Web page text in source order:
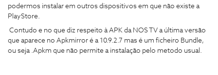
podermos instalar em outros dispositivos em que não existe a
PlayStore.
Contudo e no que diz respeito à APK da NOS TV a última versão
que aparece no Apkmirror é a 10.9.2.7 mas é um ficheiro Bundle,
ou seja .Apkm que não permite a instalação pelo metodo usual.